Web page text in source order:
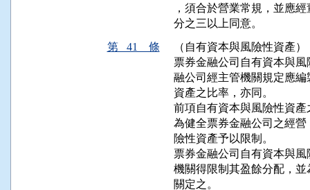
，須合於營業常規，並應
分之三以上同意。
第 41 條
（自有資本與風險性資產）
票券金融公司自有資本與
融公司經主管機關規定應
資產之比率，亦同。
前項自有資本與風險性資
為健全票券金融公司之經
險性資產予以限制。
票券金融公司自有資本與
機關得限制其盈餘分配，
關定之。